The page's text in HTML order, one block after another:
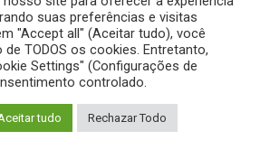
suas preferências e visitas
"Accept all" (Aceitar tudo), você
TODOS os cookies. Entretanto,
Settings" (Configurações de
controlado.
tudo Rechazar Todo